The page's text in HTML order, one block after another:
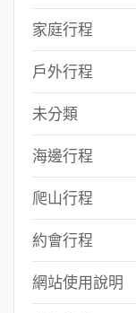
家庭行程
戶外行程
未分類
海邊行程
爬山行程
約會行程
網站使用說明